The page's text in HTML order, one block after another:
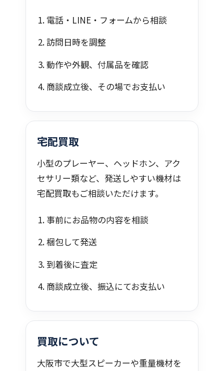
電話・LINE・フォームから相談
訪問日時を調整
動作や外観、付属品を確認
商談成立後、その場でお支払い
宅配買取
小型のプレーヤー、ヘッドホン、アク
セサリー類など、発送しやすい機材は
宅配買取もご相談いただけます。
事前にお品物の内容を相談
梱包して発送
到着後に査定
商談成立後、振込にてお支払い
買取について
大阪市で大型スピーカーや重量機材を